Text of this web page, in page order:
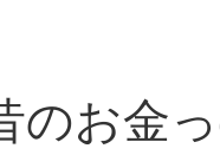
のお金